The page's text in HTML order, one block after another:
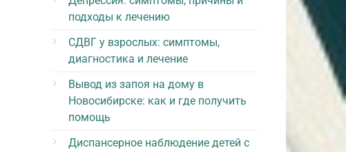
подходы к лечению
СДВГ у взрослых: симптомы,
диагностика и лечение
Вывод из запоя на дому в
Новосибирске: как и где получить
помощь
Диспансерное наблюдение детей с